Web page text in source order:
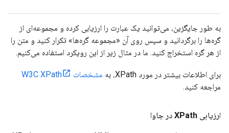
به طور جایگزین، می‌توانید یک عبارت را ارزیابی کرده و مجموعه‌ای از
گره‌ها را برگردانید و سپس روی آن «مجموعه گره‌ها» تکرار کنید و متن را
از هر گره استخراج کنید. ما در مثال زیر از این رویکرد استفاده می‌کنیم.
برای اطلاعات بیشتر در مورد XPath، به
مشخصات W3C XPath
مراجعه کنید.
ارزیابی XPath در جاوا